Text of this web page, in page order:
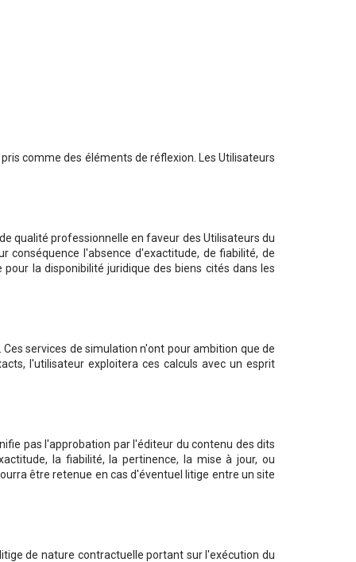
comme des éléments de réflexion. Les Utilisateurs
qualité professionnelle en faveur des Utilisateurs du
l'absence d'exactitude, de fiabilité, de
la disponibilité juridique des biens cités dans les
services de simulation n'ont pour ambition que de
l'utilisateur exploitera ces calculs avec un esprit
pas l'approbation par l'éditeur du contenu des dits
la fiabilité, la pertinence, la mise à jour, ou
être retenue en cas d'éventuel litige entre un site
de nature contractuelle portant sur l'exécution du